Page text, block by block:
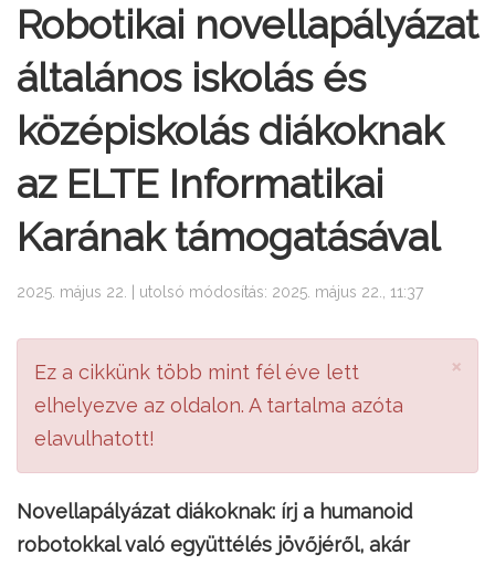
Robotikai novellapályázat
általános iskolás és
középiskolás diákoknak
az ELTE Informatikai
Karának támogatásával
2025. május 22. | utolsó módosítás: 2025. május 22., 11:37
×
Ez a cikkünk több mint fél éve lett
elhelyezve az oldalon. A tartalma azóta
elavulhatott!
Novellapályázat diákoknak: írj a humanoid
robotokkal való együttélés jövőjéről, akár